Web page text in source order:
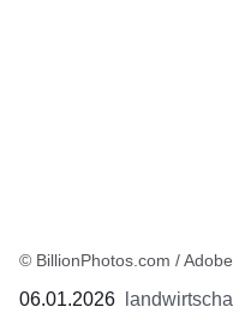
© BillionPhotos.com /
06.01.2026